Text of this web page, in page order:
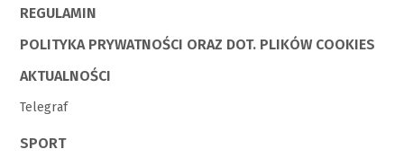
REGULAMIN
POLITYKA PRYWATNOŚCI ORAZ DOT. PLIKÓW COOKIES
AKTUALNOŚCI
Telegraf
SPORT